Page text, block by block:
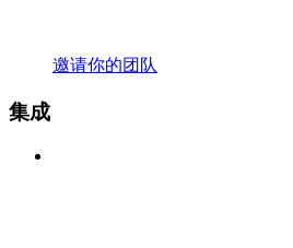
邀请你的团队
集成